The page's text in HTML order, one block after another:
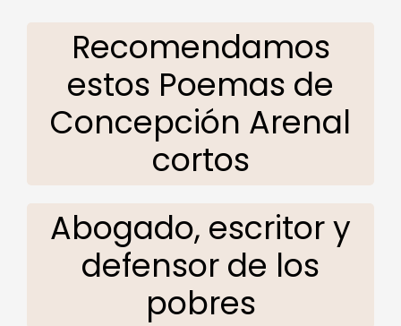
Recomendamos
estos Poemas de
Concepción Arenal
cortos
Abogado, escritor y
defensor de los
pobres